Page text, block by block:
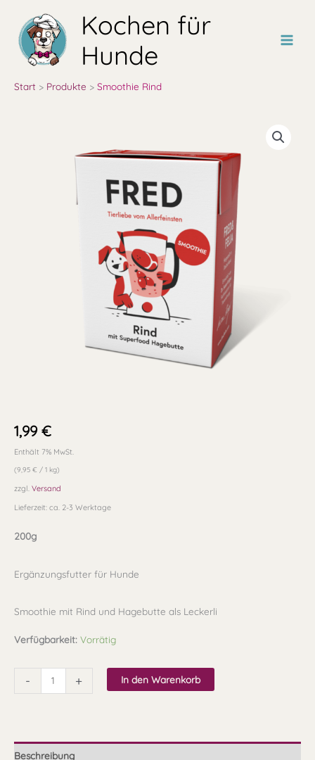
Inhalt
springen
Kochen für
Hunde
Start Produkte Smoothie Rind
1,99€
Enthält 7% MwSt.
(9,95 € / 1 kg)
zzgl. Versand
Lieferzeit: ca. 2-3 Werktage
200g
Ergänzungsfutter für Hunde
Smoothie mit Rind und Hagebutte als Leckerli
Verfügbarkeit: Vorrätig
- + In den Warenkorb
Beschreibung